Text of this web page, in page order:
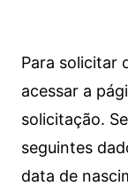
Para solicitar
acessar a
solicitação.
seguintes
data de